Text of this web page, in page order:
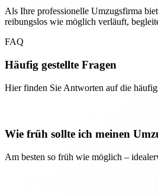
Als Ihre professionelle Umzugsfirma
reibungslos wie möglich verläuft,
FAQ
Häufig gestellte Fragen
Hier finden Sie Antworten auf die
Wie früh sollte ich meinen
Am besten so früh wie möglich –